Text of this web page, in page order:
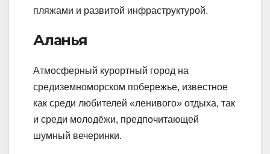
пляжами и развитой инфраструктурой.
Аланья
Атмосферный курортный город на
средиземноморском побережье, известное
как среди любителей «ленивого» отдыха, так
и среди молодёжи, предпочитающей
шумный вечеринки.